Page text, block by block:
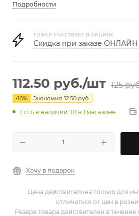
Подробности
ТОВАР УЧАСТВУЕТ В АКЦИЯХ
Скидка при заказе ОНЛАЙН
112.50 руб./шт 125
-10% Экономия 12.50 руб.
Есть в наличии: 10 в 1 магазине
Хочу в подарок
Цена действительна только для
отличаться от цен в
Резерв товара действителен в